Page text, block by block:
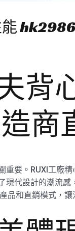
背
商
要。RUXI工廠
代設計的潮流
品和直銷模式，